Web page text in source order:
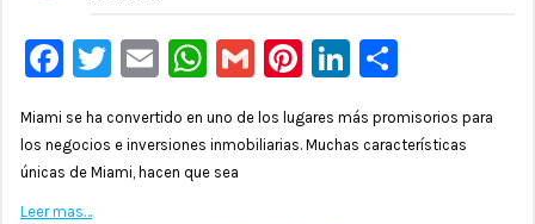
Facebook
Twitter
EmailWhatsApp
GmailPinterest
LinkedIn
Miami se ha convertido en uno de los lugares más promisorios para
los negocios e inversiones inmobiliarias. Muchas características
únicas de Miami, hacen que sea
Leer mas…